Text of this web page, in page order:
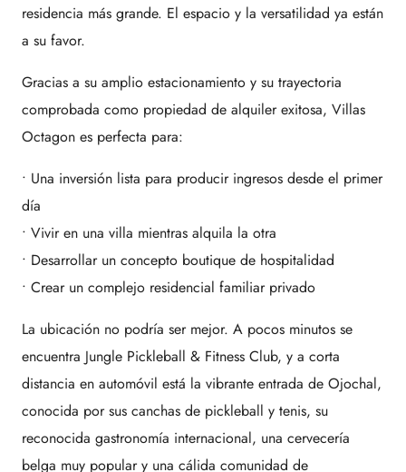
residencia más grande. El espacio y la versatilidad ya están
a su favor.
Gracias a su amplio estacionamiento y su trayectoria
comprobada como propiedad de alquiler exitosa, Villas
Octagon es perfecta para:
• Una inversión lista para producir ingresos desde el primer
día
• Vivir en una villa mientras alquila la otra
• Desarrollar un concepto boutique de hospitalidad
• Crear un complejo residencial familiar privado
La ubicación no podría ser mejor. A pocos minutos se
encuentra Jungle Pickleball & Fitness Club, y a corta
distancia en automóvil está la vibrante entrada de Ojochal,
conocida por sus canchas de pickleball y tenis, su
reconocida gastronomía internacional, una cervecería
belga muy popular y una cálida comunidad de